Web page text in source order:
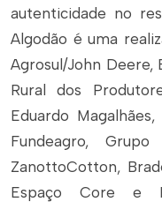
autenticidade no
Algodão é uma
Agrosul/John Deere,
Rural dos
Eduardo
Fundeagro,
ZanottoCotton,
Espaço Core e